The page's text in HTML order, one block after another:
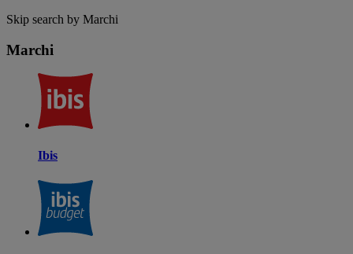
Skip search by Marchi
Marchi
Ibis